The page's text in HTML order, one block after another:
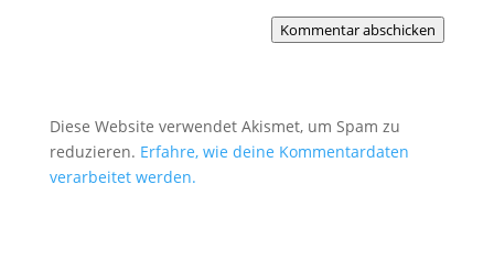
Kommentar abschicken
Diese Website verwendet Akismet, um Spam zu
reduzieren. Erfahre, wie deine Kommentardaten
verarbeitet werden.